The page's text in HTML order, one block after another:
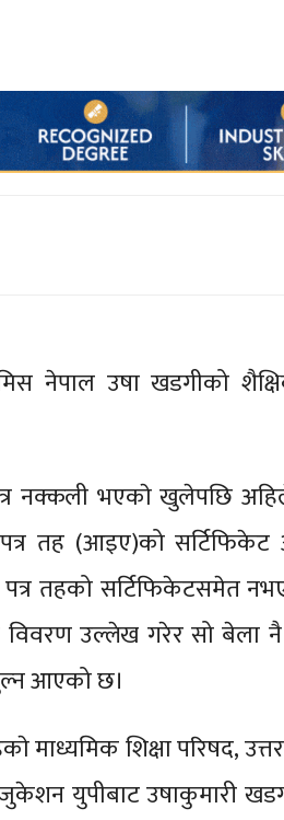
नेपाल उषा खडगीको
नक्कली भएकाे खुलेपछि
तह (आइए)को
पत्र तहको सर्टिफिकेटसमेत
विवरण उल्लेख गरेर सो बेला
आएको छ।
माध्यमिक शिक्षा परिषद,
युपीबाट उषाकुमारी